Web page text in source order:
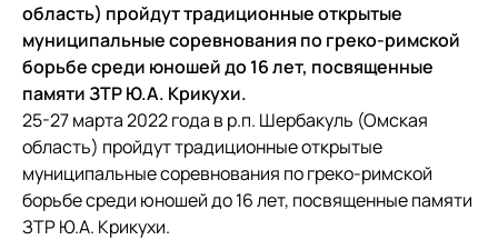
область) пройдут традиционные открытые
муниципальные соревнования по греко-римской
борьбе среди юношей до 16 лет, посвященные
памяти ЗТР Ю.А. Крикухи.
25-27 марта 2022 года в р.п. Шербакуль (Омская
область) пройдут традиционные открытые
муниципальные соревнования по греко-римской
борьбе среди юношей до 16 лет, посвященные памяти
ЗТР Ю.А. Крикухи.